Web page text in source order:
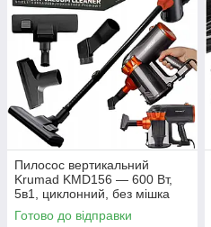
Пилосос вертикальний
Krumad KMD156 — 600 Вт,
5в1, циклонний, без мішка
Готово до відправки